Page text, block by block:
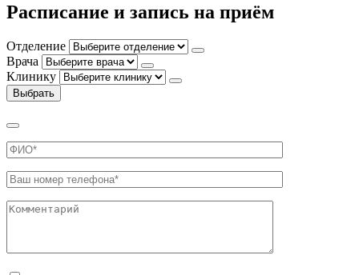
Расписание и запись на приём
Отделение
Врача
Клинику
Выбрать